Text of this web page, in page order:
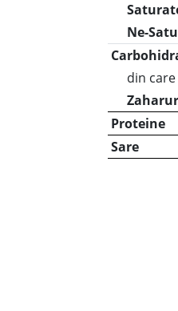
Ne-
din care
Proteine
Sare